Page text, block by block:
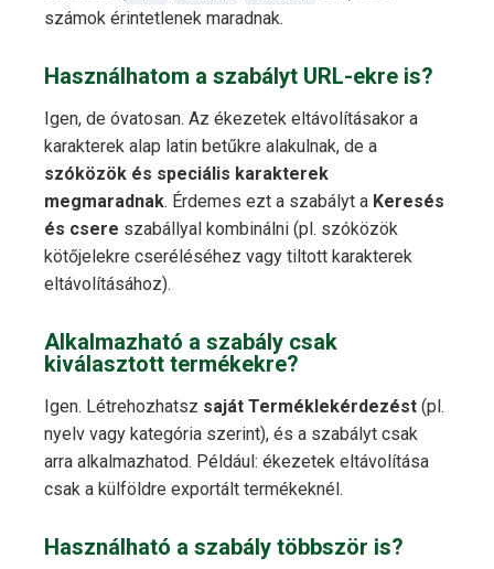
számok érintetlenek maradnak.
Használhatom a szabályt URL-ekre is?
Igen, de óvatosan. Az ékezetek eltávolításakor a
karakterek alap latin betűkre alakulnak, de a
szóközök és speciális karakterek
megmaradnak. Érdemes ezt a szabályt a Keresés
és csere szabállyal kombinálni (pl. szóközök
kötőjelekre cseréléséhez vagy tiltott karakterek
eltávolításához).
Alkalmazható a szabály csak
kiválasztott termékekre?
Igen. Létrehozhatsz saját Terméklekérdezést (pl.
nyelv vagy kategória szerint), és a szabályt csak
arra alkalmazhatod. Például: ékezetek eltávolítása
csak a külföldre exportált termékeknél.
Használható a szabály többször is?